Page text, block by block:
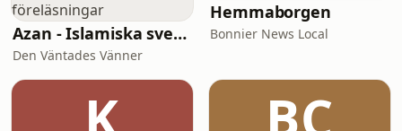
Azan - Islamiska svenska föreläsningar
Den Väntades Vänner
Hemmaborgen
Bonnier News Local